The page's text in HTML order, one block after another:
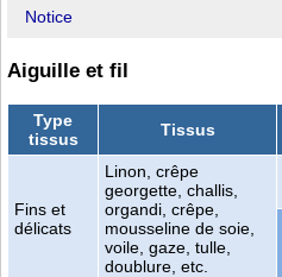
Notice
Aiguille et fil
Type
tissus
Tissus
Fins et
délicats
Linon, crêpe
georgette, challis,
organdi, crêpe,
mousseline de soie,
voile, gaze, tulle,
doublure, etc.